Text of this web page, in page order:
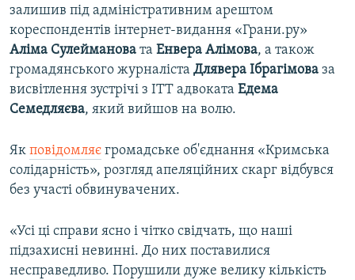
Усі сайти RFE/RL
залишив під адміністративним арештом
кореспондентів інтернет-видання «Грани.ру»
Аліма Сулейманова та Енвера Алімова, а також
громадянського журналіста Длявера Ібрагімова за
висвітлення зустрічі з ІТТ адвоката Едема
Семедляєва, який вийшов на волю.
Як повідомляє громадське об'єднання «Кримська
солідарність», розгляд апеляційних скарг відбувся
без участі обвинувачених.
«Усі ці справи ясно і чітко свідчать, що наші
підзахисні невинні. До них поставилися
несправедливо. Порушили дуже велику кількість